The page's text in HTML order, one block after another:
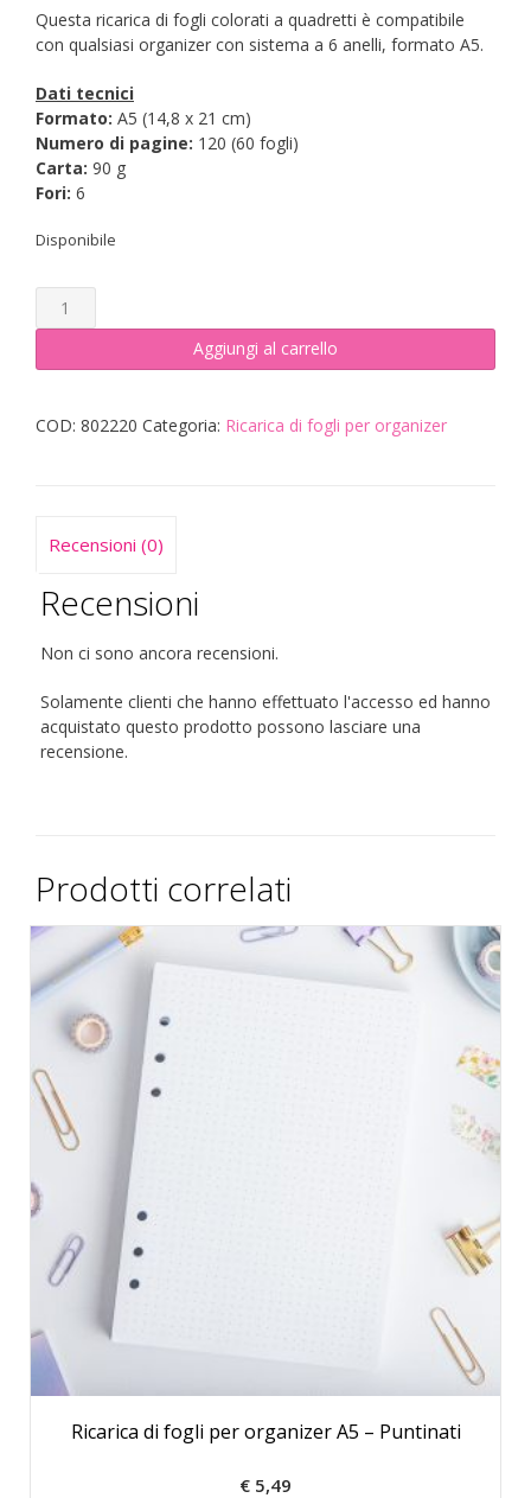
Questa ricarica di fogli colorati a quadretti è compatibile
con qualsiasi organizer con sistema a 6 anelli, formato A5.
Dati tecnici
Formato: A5 (14,8 x 21 cm)
Numero di pagine: 120 (60 fogli)
Carta: 90 g
Fori: 6
Disponibile
Ricarica
di
colorati
organizer
quadretti
Aggiungi al carrello
COD: 802220 Categoria: Ricarica di fogli per organizer
Recensioni (0)
Recensioni
Non ci sono ancora recensioni.
Solamente clienti che hanno effettuato l'accesso ed hanno
acquistato questo prodotto possono lasciare una
recensione.
Prodotti correlati
Ricarica di fogli per organizer A5 – Puntinati
€ 5,49